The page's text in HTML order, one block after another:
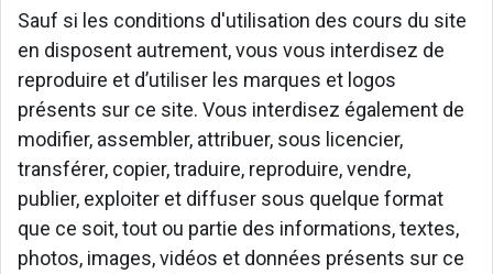
Sauf si les conditions d'utilisation des cours du site
en disposent autrement, vous vous interdisez de
reproduire et d’utiliser les marques et logos
présents sur ce site. Vous interdisez également de
modifier, assembler, attribuer, sous licencier,
transférer, copier, traduire, reproduire, vendre,
publier, exploiter et diffuser sous quelque format
que ce soit, tout ou partie des informations, textes,
photos, images, vidéos et données présents sur ce